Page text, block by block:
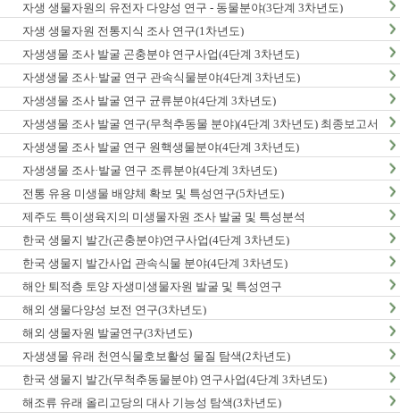
자생 생물자원의 유전자 다양성 연구 - 동물분야(3단계 3차년도)
자생 생물자원 전통지식 조사 연구(1차년도)
자생생물 조사 발굴 곤충분야 연구사업(4단계 3차년도)
자생생물 조사·발굴 연구 관속식물분야(4단계 3차년도)
자생생물 조사 발굴 연구 균류분야(4단계 3차년도)
자생생물 조사 발굴 연구(무척추동물 분야)(4단계 3차년도) 최종보고서
자생생물 조사 발굴 연구 원핵생물분야(4단계 3차년도)
자생생물 조사·발굴 연구 조류분야(4단계 3차년도)
전통 유용 미생물 배양체 확보 및 특성연구(5차년도)
제주도 특이생육지의 미생물자원 조사 발굴 및 특성분석
한국 생물지 발간(곤충분야)연구사업(4단계 3차년도)
한국 생물지 발간사업 관속식물 분야(4단계 3차년도)
해안 퇴적층 토양 자생미생물자원 발굴 및 특성연구
해외 생물다양성 보전 연구(3차년도)
해외 생물자원 발굴연구(3차년도)
자생생물 유래 천연식물호보활성 물질 탐색(2차년도)
한국 생물지 발간(무척추동물분야) 연구사업(4단계 3차년도)
해조류 유래 올리고당의 대사 기능성 탐색(3차년도)